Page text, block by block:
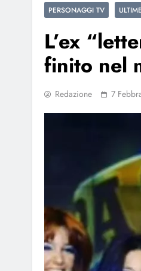
PERSONAGGI TV
L’ex
finito nel
Redazione 7